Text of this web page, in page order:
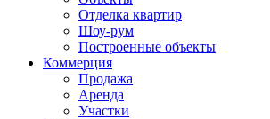
Отделка квартир
Шоу-рум
Построенные объекты
Коммерция
Продажа
Аренда
Участки